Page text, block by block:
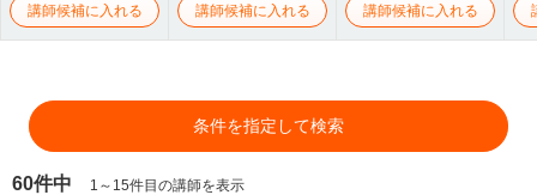
講師候補に入れる 講師候補に入れる 講師候補に入れる
条件を指定して検索
60件中 1～15件目の講師を表示